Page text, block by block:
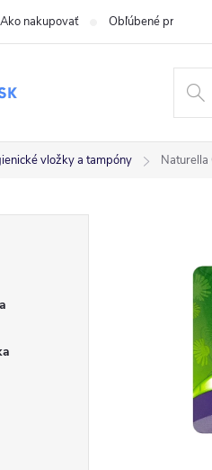
Ako nakupovať Obľúbené produkty
vložky a tampóny Naturella